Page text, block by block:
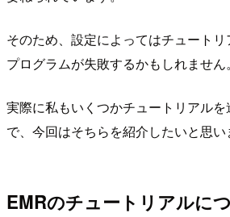
そのため、設定によってはチュート
プログラムが失敗するかもしれません。
実際に私もいくつかチュートリアル
で、今回はそちらを紹介したいと思い
EMRのチュートリアルに